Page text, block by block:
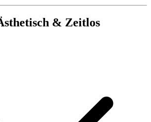
& Zeitlos